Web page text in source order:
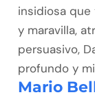
insidiosa
y maravilla,
persuasivo,
profundo y
Mario